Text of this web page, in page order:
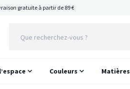
gratuite à partir de 89 €
Couleurs Matières